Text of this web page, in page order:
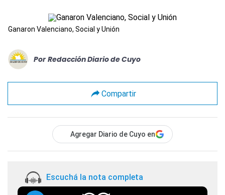
Ganaron Valenciano, Social y Unión
Por Redacción Diario de Cuyo
Compartir
Agregar Diario de Cuyo en
Escuchá la nota completa